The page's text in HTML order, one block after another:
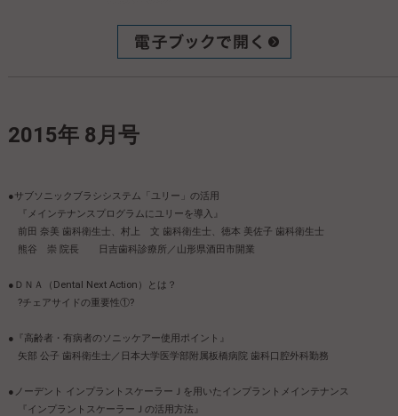
2015年 8月号
●サブソニックブラシシステム「ユリー」の活用
『メインテナンスプログラムにユリーを導入』
前田 奈美 歯科衛生士、村上 文 歯科衛生士、徳本 美佐子 歯科衛生士
熊谷 崇 院長 日吉歯科診療所／山形県酒田市開業
●ＤＮＡ（Dental Next Action）とは？
?チェアサイドの重要性①?
●『高齢者・有病者のソニッケアー使用ポイント』
矢部 公子 歯科衛生士／日本大学医学部附属板橋病院 歯科口腔外科勤務
●ノーデント インプラントスケーラーＪを用いたインプラントメインテナンス
『インプラントスケーラーＪの活用方法』